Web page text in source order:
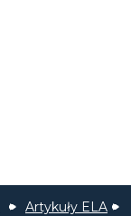
Artykuły ELA